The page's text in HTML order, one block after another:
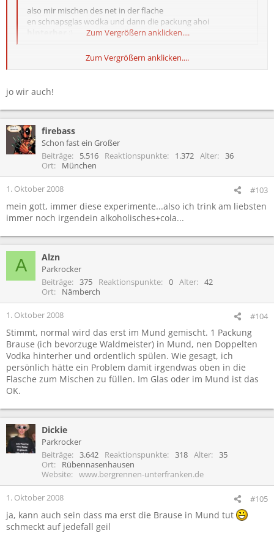
also mir mischen des net in der flache
en schnapsglas wodka und dann die packung ahoi
Zum Vergrößern anklicken....
also wir tun immer zuerst die brause in mund
Zum Vergrößern anklicken....
jo wir auch!
firebass
Schon fast ein Großer
Beiträge
5.516 Reaktionspunkte 1.372 Alter
36
Ort
München
1. Oktober 2008 #103
mein gott, immer diese experimente...also ich trink am liebsten
immer noch irgendein alkoholisches+cola...
A Alzn
Parkrocker
Beiträge
375 Reaktionspunkte 0 Alter
42
Ort
Nämberch
1. Oktober 2008 #104
Stimmt, normal wird das erst im Mund gemischt. 1 Packung
Brause (ich bevorzuge Waldmeister) in Mund, nen Doppelten
Vodka hinterher und ordentlich spülen. Wie gesagt, ich
persönlich hätte ein Problem damit irgendwas oben in die
Flasche zum Mischen zu füllen. Im Glas oder im Mund ist das
OK.
Dickie
Parkrocker
Beiträge
3.642 Reaktionspunkte 318 Alter
35
Ort
Rübennasenhausen
Website
www.bergrennen-unterfranken.de
1. Oktober 2008 #105
ja, kann auch sein dass ma erst die Brause in Mund tut
schmeckt auf jedefall geil